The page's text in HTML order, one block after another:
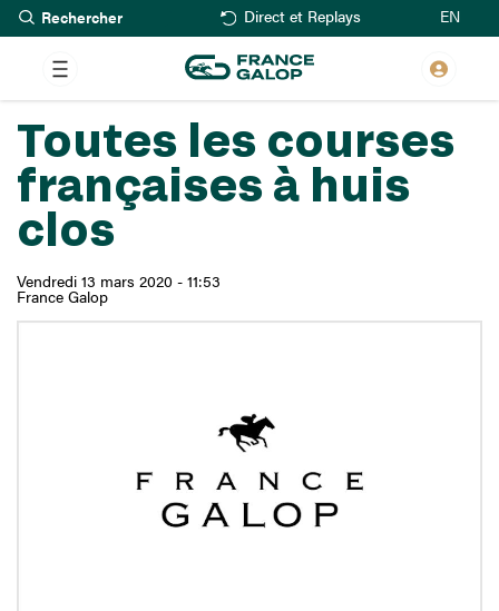
Aller
au
contenu
principal
Rechercher Direct et Replays EN
Toutes les courses
françaises à huis
clos
Vendredi 13 mars 2020 - 11:53
France Galop